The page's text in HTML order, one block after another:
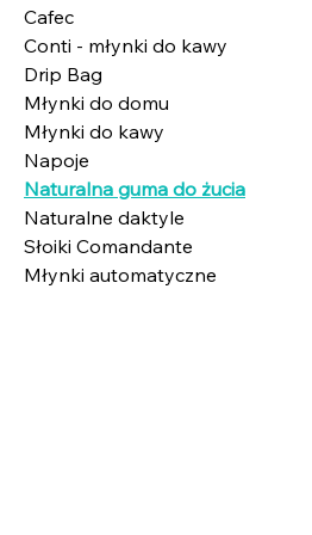
Cafec
Conti - młynki do kawy
Drip Bag
Młynki do domu
Młynki do kawy
Napoje
Naturalna guma do żucia
Naturalne daktyle
Słoiki Comandante
Młynki automatyczne